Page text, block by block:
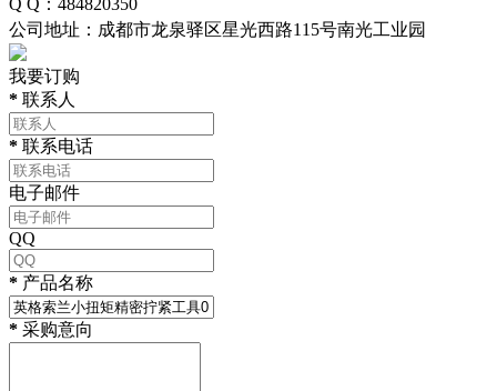
Q Q：484820350
公司地址：成都市龙泉驿区星光西路115号南光工业园
我要订购
* 联系人
* 联系电话
电子邮件
QQ
* 产品名称
* 采购意向